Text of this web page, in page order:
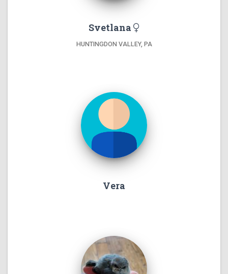
Svetlana
HUNTINGDON VALLEY, PA
Vera